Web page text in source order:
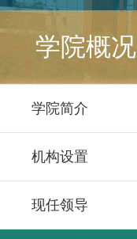
学院概况
学院简介
机构设置
现任领导